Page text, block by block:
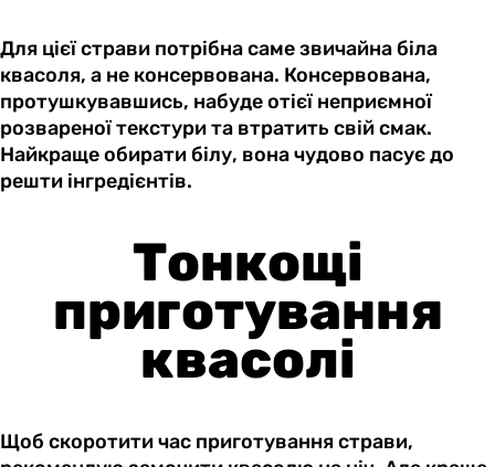
Для цієї страви потрібна саме звичайна біла
квасоля, а не консервована. Консервована,
протушкувавшись, набуде отієї неприємної
розвареної текстури та втратить свій смак.
Найкраще обирати білу, вона чудово пасує до
решти інгредієнтів.
Тонкощі
приготування
квасолі
Щоб скоротити час приготування страви,